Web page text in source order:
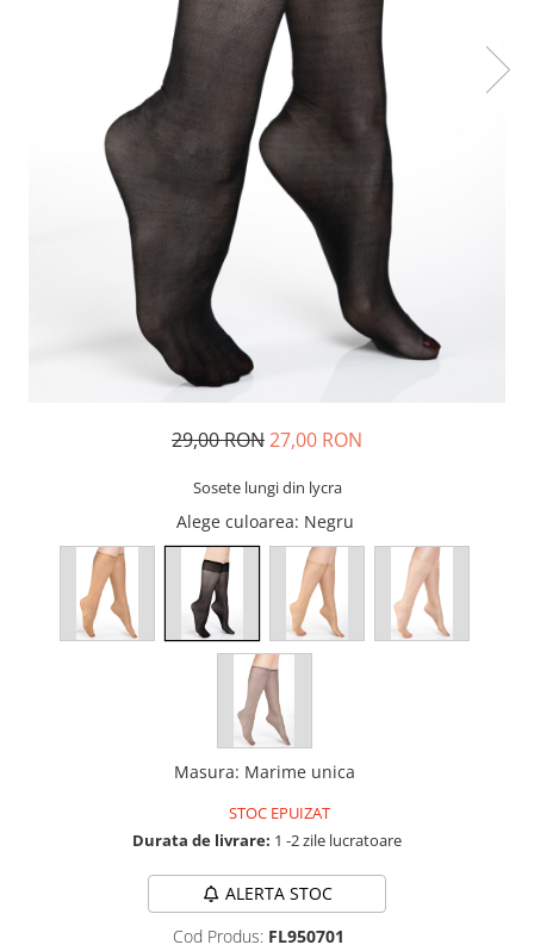
29,00 RON27,00 RON
Sosete lungi din lycra
Alege culoarea: Negru
Masura: Marime unica
STOC EPUIZAT
Durata de livrare: 1 -2 zile lucratoare
ALERTA STOC
Cod Produs: FL950701